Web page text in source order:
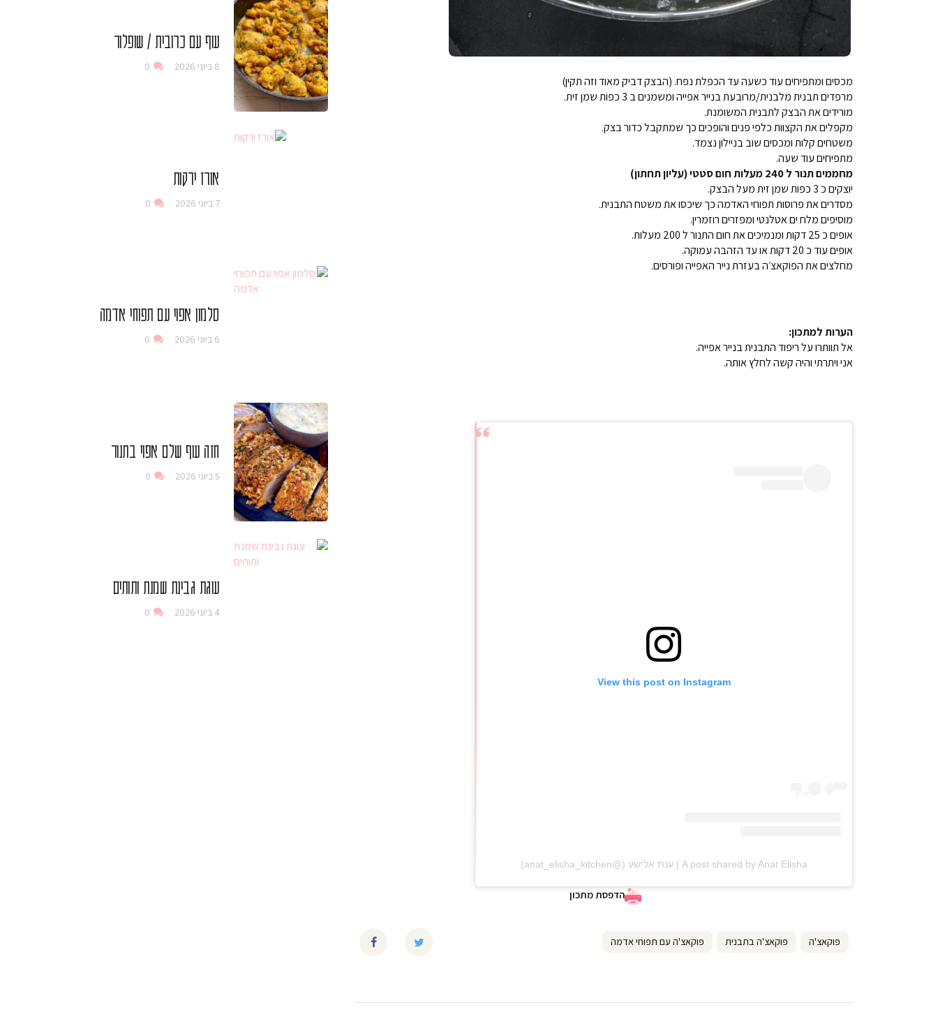
מכסים ומתפיחים עוד כשעה עד הכפלת נפח. (הבצק דביק מאוד וזה תקין)
מרפדים תבנית מלבנית/מרובעת בנייר אפייה ומשמנים ב 3 כפות שמן זית.
מורידים את הבצק לתבנית המשומנת.
מקפלים את הקצוות כלפי פנים והופכים כך שמתקבל כדור בצק.
משטחים קלות ומכסים שוב בניילון נצמד.
מתפיחים עוד שעה.
מחממים תנור ל 240 מעלות חום סטטי (עליון תחתון)
יוצקים כ 3 כפות שמן זית מעל הבצק.
מסדרים את פרוסות תפוחי האדמה כך שיכסו את משטח התבנית.
מוסיפים מלח ים אטלנטי ומפזרים רוזמרין.
אופים כ 25 דקות ומנמיכים את חום התנור ל 200 מעלות.
אופים עוד כ 20 דקות או עד הזהבה עמוקה.
מחלצים את הפוקאצ׳ה בעזרת נייר האפייה ופורסים.
הערות למתכון:
אל תוותרו על ריפוד התבנית בנייר אפייה.
אני ויתרתי והיה קשה לחלץ אותה.
View this post on Instagram
A post shared by Anat Elisha | ענת אלישע (@anat_elisha_kitchen)
הדפסת מתכון
פוקאצ'ה פוקאצ'ה בתבנית פוקאצ'ה עם תפוחי אדמה
עוף עם כרובית / שופלור
8 ביוני 2026 0
אורז ירקות
7 ביוני 2026 0
סלמון אפוי עם תפוחי אדמה
6 ביוני 2026 0
חזה עוף שלם אפוי בתנור
5 ביוני 2026 0
עוגת גבינת שמנת ותותים
4 ביוני 2026 0